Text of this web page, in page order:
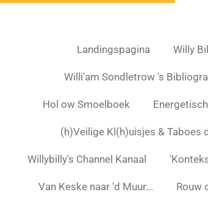
Landingspagina Willy
Willi'am Sondletrow 's
Hol ow Smoelboek
(h)Veilige Kl(h)uisjes & Taboes
Willybilly's Channel Kanaal
Van Keske naar 'd Muur... Rouw